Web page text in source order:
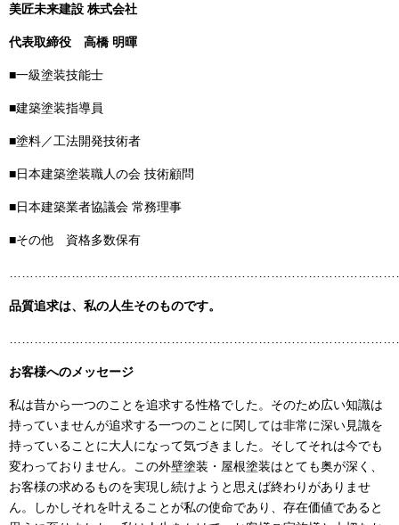
美匠未来建設 株式会社
代表取締役 高橋 明暉
■一級塗装技能士
■建築塗装指導員
■塗料／工法開発技術者
■日本建築塗装職人の会 技術顧問
■日本建築業者協議会 常務理事
■その他 資格多数保有
品質追求は、私の人生そのものです。
お客様へのメッセージ
私は昔から一つのことを追求する性格でした。そのため広い知識は
持っていませんが追求する一つのことに関しては非常に深い見識を
持っていることに大人になって気づきました。そしてそれは今でも
変わっておりません。この外壁塗装・屋根塗装はとても奥が深く、
お客様の求めるものを実現し続けようと思えば終わりがありませ
ん。しかしそれを叶えることが私の使命であり、存在価値であると